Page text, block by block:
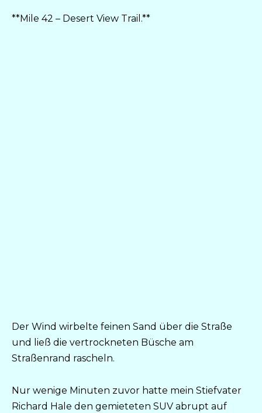
**Mile 42 – Desert View Trail.**
Der Wind wirbelte feinen Sand über die Straße
und ließ die vertrockneten Büsche am
Straßenrand rascheln.
Nur wenige Minuten zuvor hatte mein Stiefvater
Richard Hale den gemieteten SUV abrupt auf